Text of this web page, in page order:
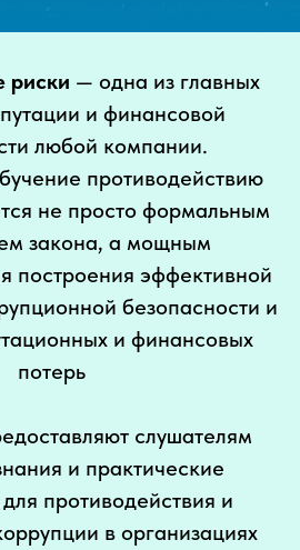
риски — одна из главных
и финансовой
любой компании.
противодействию
не просто формальным
закона, а мощным
построения эффективной
безопасности и
и финансовых
потерь
слушателям
и практические
противодействия и
в организациях